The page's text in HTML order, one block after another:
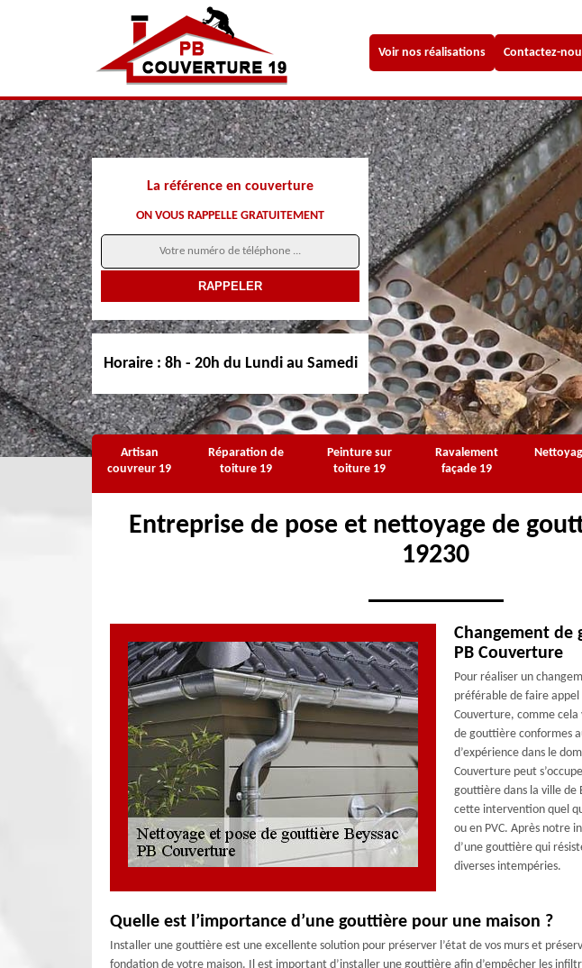
Voir nos réalisations Contactez-
La référence en couverture
ON VOUS RAPPELLE GRATUITEMENT
Horaire : 8h - 20h du Lundi au Samedi
Artisan
couvreur 19
Réparation de
toiture 19
Peinture sur
toiture 19
Ravalement
façade 19
Entreprise de pose et nettoyage de
19230
Changement de
PB Couverture
Pour réaliser un
préférable de faire appel
Couverture, comme cela
de gouttière conformes
d’expérience dans le
Couverture peut
gouttière dans la ville de
cette intervention quel
ou en PVC. Après notre
d’une gouttière qui
diverses intempéries.
Quelle est l’importance d’une gouttière pour une maison ?
Installer une gouttière est une excellente solution pour préserver l’état de vos murs et
fondation de votre maison. Il est important d’installer une gouttière afin d’empêcher les